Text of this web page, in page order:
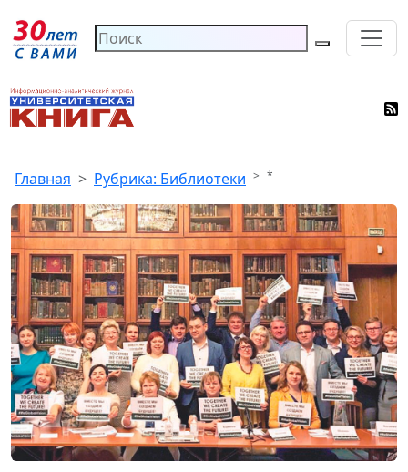
Главная Рубрика: Библиотеки *